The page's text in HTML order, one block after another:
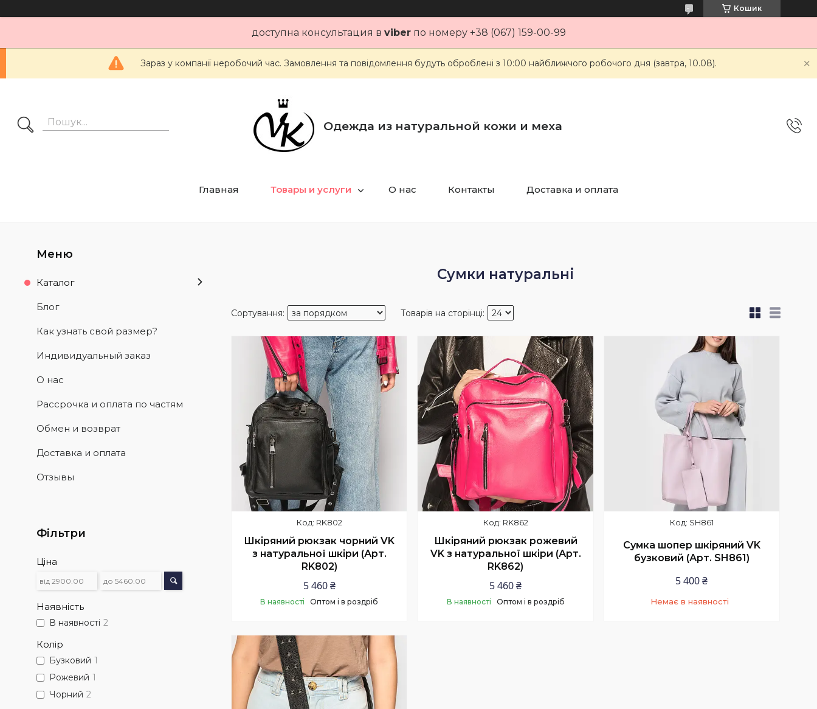
Кошик
доступна консультация в viberпо номеру +38 (067) 159-00-99
Зараз у компанії неробочий час. Замовлення та повідомлення будуть оброблені з 10:00 найближчого робочого дня (завтра, 10.08).
Одежда из натуральной кожи и меха
Главная Товары и услуги О нас Контакты Доставка и оплата
Сумки натуральні
RK802
Шкіряний рюкзак чорний VK
з натуральної шкіри (Арт.
RK802)
5 460 ₴
В наявності Оптом і в роздріб
Купити
RK862
Шкіряний рюкзак рожевий
VK з натуральної шкіри (Арт.
RK862)
5 460 ₴
В наявності Оптом і в роздріб
SH861
Сумка шопер шкіряний VK
бузковий (Арт. SH861)
5 400 ₴
Немає в наявності
Каталог
Блог
Как узнать свой размер?
Индивидуальный заказ
О нас
Рассрочка и оплата по частям
Обмен и возврат
Доставка и оплата
Отзывы
Фільтри
Ціна
Наявність
В наявності 2
Колір
Бузковий 1
Рожевий 1
Чорний 2